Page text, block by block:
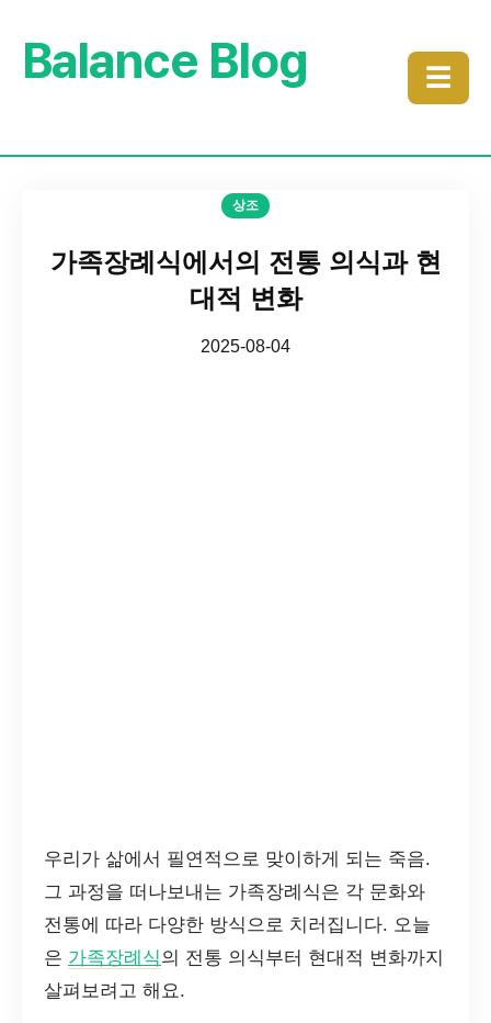
Balance Blog ☰
상조
가족장례식에서의 전통 의식과 현
대적 변화
2025-08-04
우리가 삶에서 필연적으로 맞이하게 되는 죽음.
그 과정을 떠나보내는 가족장례식은 각 문화와
전통에 따라 다양한 방식으로 치러집니다. 오늘
은 가족장례식의 전통 의식부터 현대적 변화까지
살펴보려고 해요.